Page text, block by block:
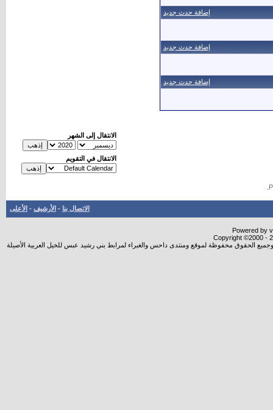
إضافة حدث جديد
إضافة حدث جديد
إضافة حدث جديد
الانتقال إلى الشهر
الانتقال في التقويم
الاتصال بنا - الأرشيف - الأعلى
Powered by
Copyright ©2000 -
الحقوق محفوظة لموقع ومنتدى داحس والغبراء لمرابط بني رشيد عبس للخيل العربية الأصيلة